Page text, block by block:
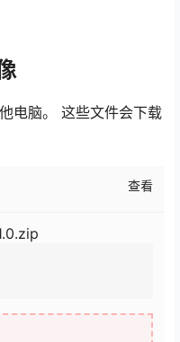
电脑。 这些文件会下载
查看